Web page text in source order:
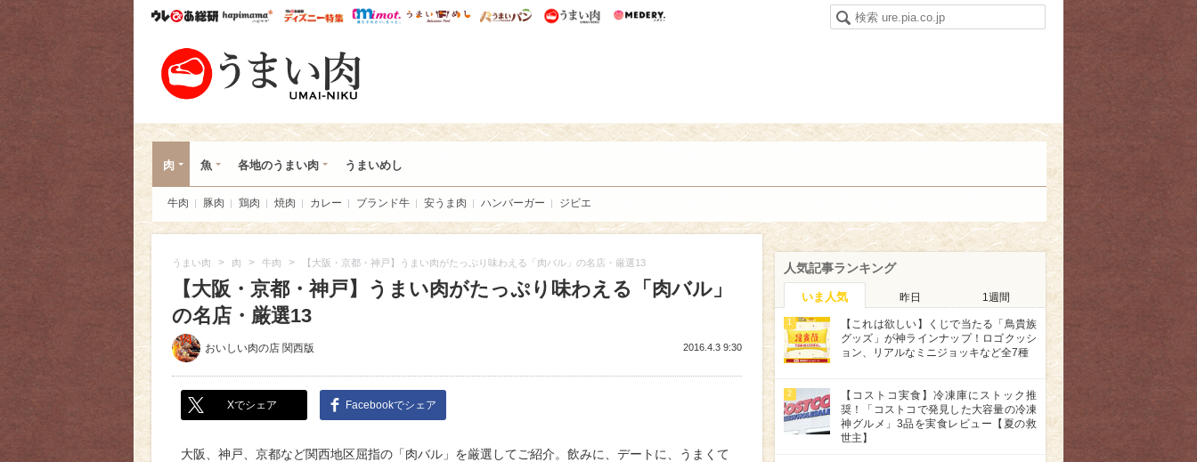
ウレぴあ総研ハピママ* ウレぴあ総研 ディズニー特集
mimot. うまいめし うまいパン うまい肉
肉 魚 各地のうまい肉 うまいめし
牛肉 豚肉 鶏肉 焼肉 カレー ブランド牛 安うま肉 ハンバーガー ジビエ
うまい肉 > 肉 > 牛肉 > 【大阪・京都・神戸】うまい肉がたっぷり味わえる「肉バル」の名店・厳選13
【大阪・京都・神戸】うまい肉がたっぷり味わえる「肉バル」
の名店・厳選13
おいしい肉の店 関西版 2016.4.3 9:30
Xでシェア Facebookでシェア
大阪、神戸、京都など関西地区屈指の「肉バル」を厳選してご紹介。飲みに、デートに、うまくて
人気記事ランキング
いま人気 昨日 1週間
1
【これは欲しい】くじで当たる「鳥貴族
グッズ」が神ラインナップ！ロゴクッシ
ョン、リアルなミニジョッキなど全7種
2
【コストコ実食】冷凍庫にストック推
奨！「コストコで発見した大容量の冷凍
神グルメ」3品を実食レビュー【夏の救
世主】